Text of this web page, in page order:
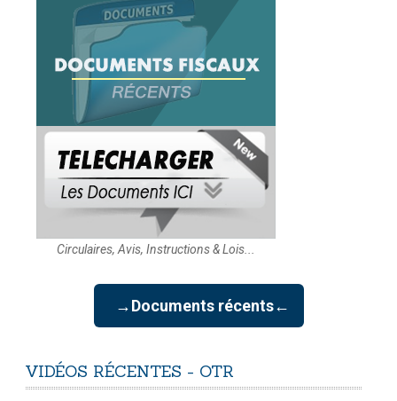
Circulaires, Avis, Instructions & Lois...
→Documents récents←
VIDÉOS RÉCENTES - OTR